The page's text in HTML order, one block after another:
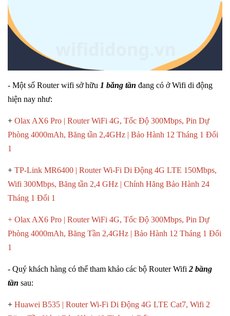
- Một số Router wifi sở hữu 1 băng tần đang có ở Wifi di động
hiện nay như:
+ Olax AX6 Pro | Router WiFi 4G, Tốc Độ 300Mbps, Pin Dự
Phòng 4000mAh, Băng tần 2,4GHz | Bảo Hành 12 Tháng 1 Đổi
1
+ TP-Link MR6400 | Router Wi-Fi Di Động 4G LTE 150Mbps,
Wifi 300Mbps, Băng tần 2,4 GHz | Chính Hãng Bảo Hành 24
Tháng 1 Đổi 1
+ Olax AX6 Pro | Router WiFi 4G, Tốc Độ 300Mbps, Pin Dự
Phòng 4000mAh, Băng Tần 2,4GHz | Bảo Hành 12 Tháng 1 Đổi
1
- Quý khách hàng có thể tham khảo các bộ Router Wifi 2 bầng
tần sau:
+ Huawei B535 | Router Wi-Fi Di Động 4G LTE Cat7, Wifi 2